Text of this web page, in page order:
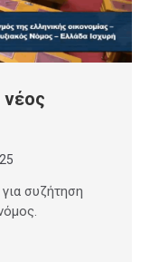
νέος
συζήτηση